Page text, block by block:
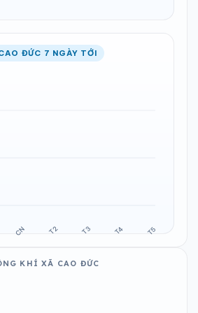
ĐỨC 7 NGÀY TỚI
KHÍ XÃ CAO ĐỨC